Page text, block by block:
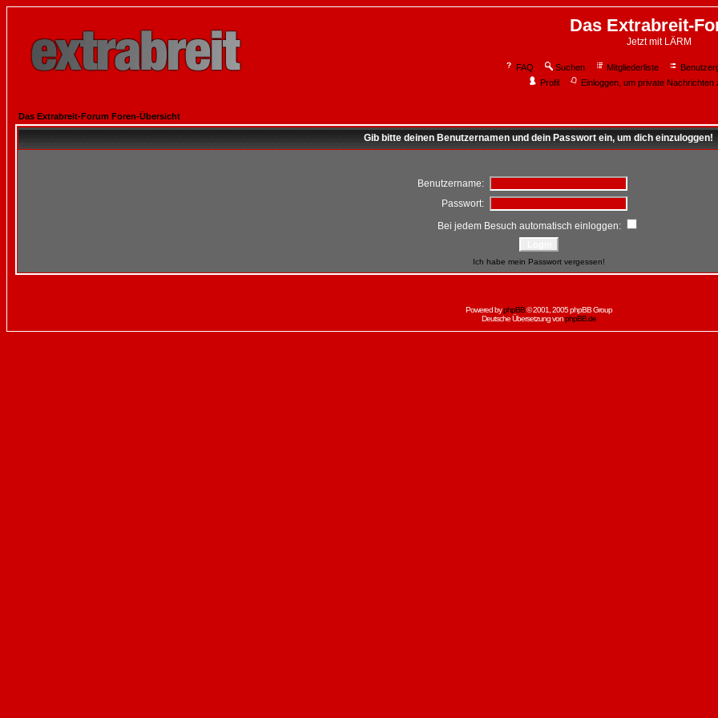
Das Extrabreit-
Jetzt mit LÄRM
FAQ Suchen Mitgliederliste
Profil
Einloggen, um private Nachrichten
Das Extrabreit-Forum Foren-Übersicht
Gib bitte deinen Benutzernamen und dein Passwort ein, um dich einzuloggen!
Benutzername:
Passwort:
Bei jedem Besuch automatisch einloggen:
Ich habe mein Passwort vergessen!
Powered byphpBB© 2001, 2005 phpBB Group
Deutsche Übersetzung vonphpBB.de